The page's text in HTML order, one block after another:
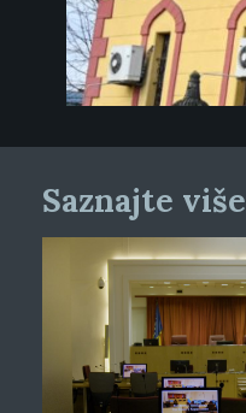
Saznajte više